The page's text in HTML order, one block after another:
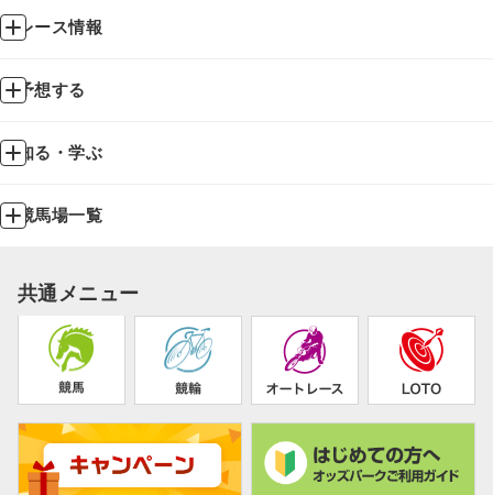
レース情報
予想する
知る・学ぶ
競馬場一覧
共通メニュー